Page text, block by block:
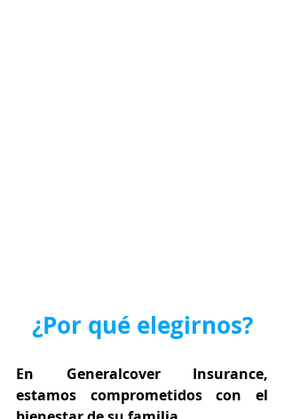
¿Por qué elegirnos?
En Generalcover Insurance,
estamos comprometidos con el